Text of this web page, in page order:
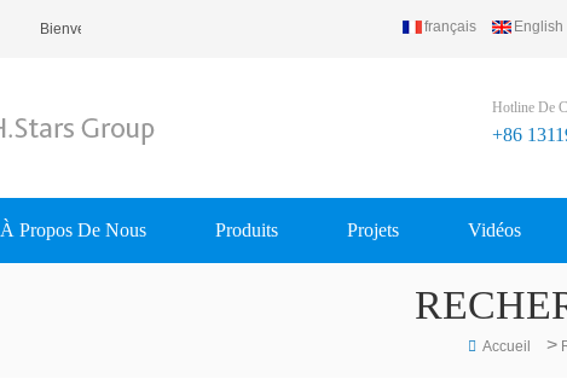
Bienvenue À H.Stars (Guangzhou) Refrigerating Equipment Group Ltd..
français English
Hotline De
+86
À Propos De Nous Produits Projets Vidéos
Accueil >